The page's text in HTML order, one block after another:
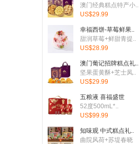
澳门经典糕点特产小..
US$29.99
幸福西饼-草莓鲜果..
甜润草莓+鲜甜青提..
US$28.99
澳门葡记招牌糕点礼..
坚果蛋黄酥+芝士凤..
US$29.99
五粮液 喜福盛世
52度500mL*..
US$99.99
知味观 中式糕点礼..
曲院风荷+苏堤春晓